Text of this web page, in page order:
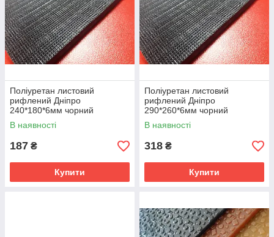
Поліуретан листовий
рифлений Дніпро
240*180*6мм чорний
В наявності
187 ₴
Купити
Поліуретан листовий
рифлений Дніпро
290*260*6мм чорний
В наявності
318 ₴
Купити